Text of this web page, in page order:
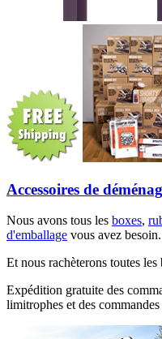
Accessoires de
Nous avons tous les boxes,
d'emballage vous avez besoin.
Et nous rachèterons toutes
Expédition gratuite des
limitrophes et des